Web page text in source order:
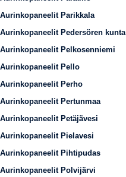
Aurinkopaneelit Parikkala
Aurinkopaneelit Pedersören kunta
Aurinkopaneelit Pelkosenniemi
Aurinkopaneelit Pello
Aurinkopaneelit Perho
Aurinkopaneelit Pertunmaa
Aurinkopaneelit Petäjävesi
Aurinkopaneelit Pielavesi
Aurinkopaneelit Pihtipudas
Aurinkopaneelit Polvijärvi